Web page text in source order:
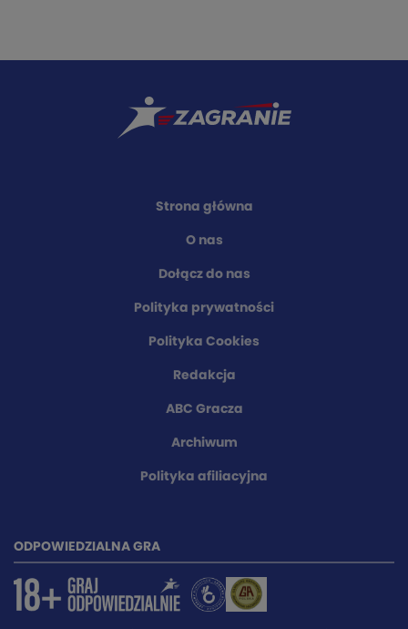
Strona główna
O nas
Dołącz do nas
Polityka prywatności
Polityka Cookies
Redakcja
ABC Gracza
Archiwum
Polityka afiliacyjna
ODPOWIEDZIALNA GRA